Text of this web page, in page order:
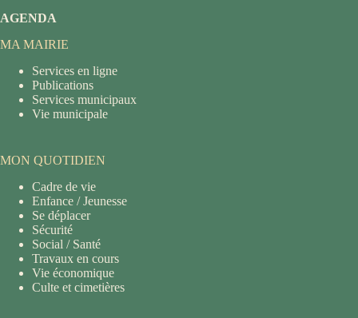
AGENDA
MA MAIRIE
Services en ligne
Publications
Services municipaux
Vie municipale
MON QUOTIDIEN
Cadre de vie
Enfance / Jeunesse
Se déplacer
Sécurité
Social / Santé
Travaux en cours
Vie économique
Culte et cimetières